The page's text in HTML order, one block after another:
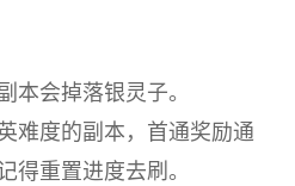
本会掉落银灵子。
难度的副本，首通奖励通
得重置进度去刷。